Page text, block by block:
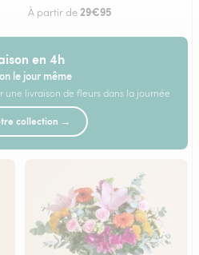
À partir de 29€95
en 4h
le jour même
une livraison de fleurs dans la journée
collection →